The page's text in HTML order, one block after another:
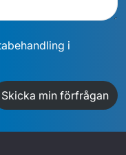
i
Skicka min förfrågan